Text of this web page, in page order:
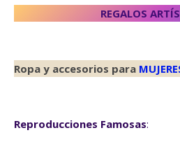
REGALOS
Ropa y accesorios para
Reproducciones Famosas: